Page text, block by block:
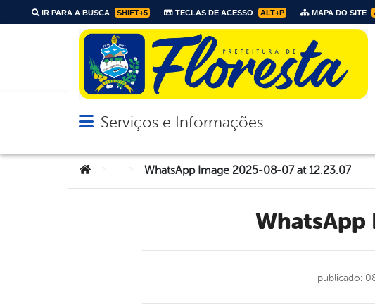
IR PARA A BUSCA SHIFT+5 TECLAS DE ACESSO ALT+P MAPA DO SITE
Abrir menu principal de navegação
Serviços e Informações
Você está aqui:WhatsApp Image 2025-08-07 at 12.23.07
publicado: